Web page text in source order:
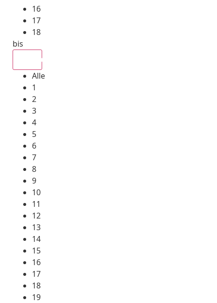
16
17
18
bis
Alle
1
2
3
4
5
6
7
8
9
10
11
12
13
14
15
16
17
18
19